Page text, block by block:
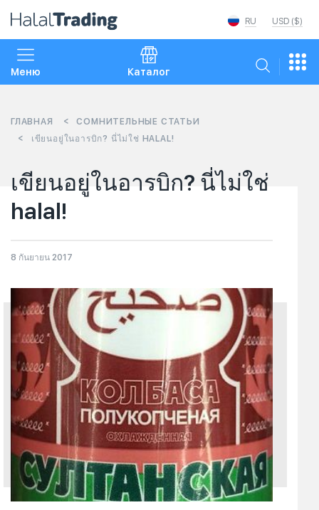
USD ($)
RU
Меню Каталог
ГЛАВНАЯ
СОМНИТЕЛЬНЫЕ СТАТЬИ
เขียนอยู่ในอารบิก? นี่ไม่ใช่ HALAL!
เขียนอยู่ในอารบิก? นี่ไม่ใช่
halal!
8 กันยายน 2017